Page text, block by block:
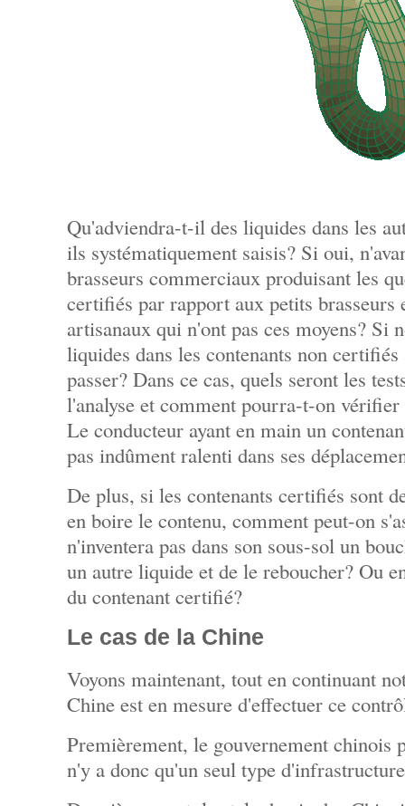
Qu'adviendra-t-il des liquides dans les
ils systématiquement saisis? Si oui,
brasseurs commerciaux produisant les
certifiés par rapport aux petits brasseurs
artisanaux qui n'ont pas ces moyens? Si
liquides dans les contenants non certifiés
passer? Dans ce cas, quels seront les
l'analyse et comment pourra-t-on vérifier
Le conducteur ayant en main un
pas indûment ralenti dans ses
De plus, si les contenants certifiés sont
en boire le contenu, comment peut-on
n'inventera pas dans son sous-sol un
un autre liquide et de le reboucher? Ou
du contenant certifié?
Le cas de la Chine
Voyons maintenant, tout en continuant
Chine est en mesure d'effectuer ce
Premièrement, le gouvernement chinois
n'y a donc qu'un seul type